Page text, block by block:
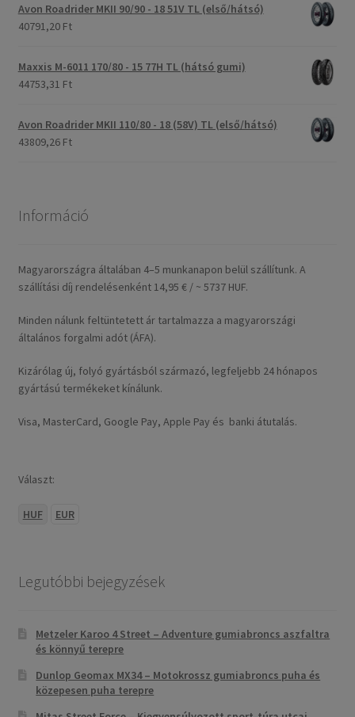
Avon Roadrider MKII 90/90 - 18 51V TL (első/hátsó)
40791,20 Ft
Maxxis M-6011 170/80 - 15 77H TL (hátsó gumi)
44753,31 Ft
Avon Roadrider MKII 110/80 - 18 (58V) TL (első/hátsó)
43809,26 Ft
Információ
Magyarországra általában 4–5 munkanapon belül szállítunk. A
szállítási díj rendelésenként 14,95 € / ~ 5737 HUF.
Minden nálunk feltüntetett ár tartalmazza a magyarországi
általános forgalmi adót (ÁFA).
Kizárólag új, folyó gyártásból származó, legfeljebb 24 hónapos
gyártású termékeket kínálunk.
Visa, MasterCard, Google Pay, Apple Pay és banki átutalás.
Választ:
HUF EUR
Legutóbbi bejegyzések
Metzeler Karoo 4 Street – Adventure gumiabroncs aszfaltra
és könnyű terepre
Dunlop Geomax MX34 – Motokrossz gumiabroncs puha és
közepesen puha terepre